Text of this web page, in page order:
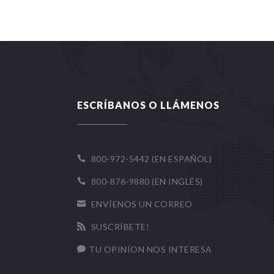
ESCRÍBANOS O LLÁMENOS
 800-972-5442 (EN ESPAÑOL)
 800-876-9880 (EN INGLÉS)
 ENVÍENOS UN CORREO
 SUSCRÍBETE!
 TU OPINÍON NOS INTERESA